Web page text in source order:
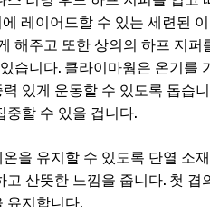
레이어드할 수 있는 세련된
해주고 또한 상의의 하프 지퍼
습니다. 클라이마웜은 온기를
있게 운동할 수 있도록 돕습
할 수 있을 겁니다.
을 유지할 수 있도록 단열 소
산뜻한 느낌을 줍니다. 첫 겹
유지합니다.